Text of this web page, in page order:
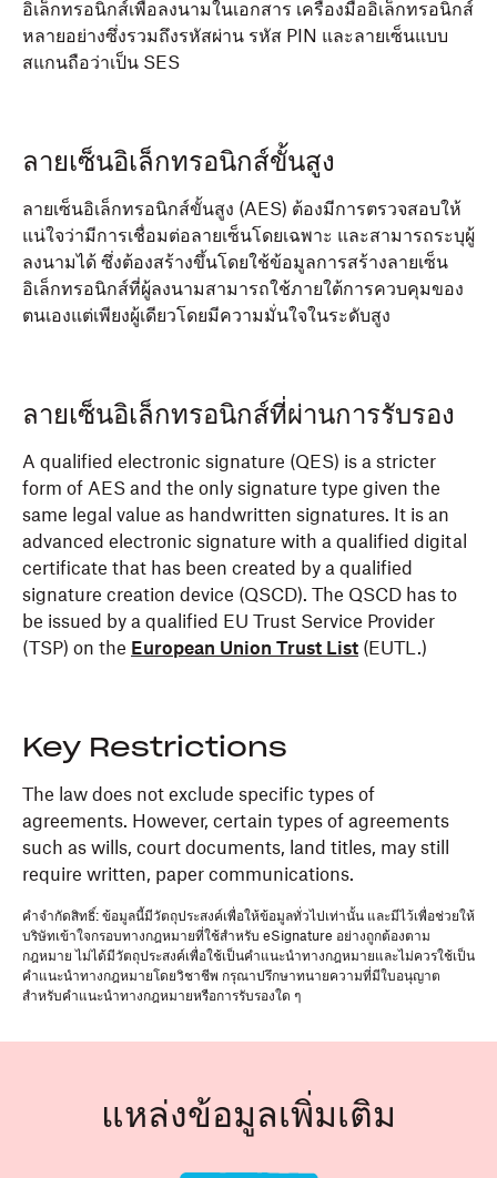
อิเล็กทรอนิกส์เพื่อลงนามในเอกสาร เครื่องมืออิเล็กทรอนิกส์
หลายอย่างซึ่งรวมถึงรหัสผ่าน รหัส PIN และลายเซ็นแบบ
สแกนถือว่าเป็น SES
ลายเซ็นอิเล็กทรอนิกส์ขั้นสูง
ลายเซ็นอิเล็กทรอนิกส์ขั้นสูง (AES) ต้องมีการตรวจสอบให้
แน่ใจว่ามีการเชื่อมต่อลายเซ็นโดยเฉพาะ และสามารถระบุผู้
ลงนามได้ ซึ่งต้องสร้างขึ้นโดยใช้ข้อมูลการสร้างลายเซ็น
อิเล็กทรอนิกส์ที่ผู้ลงนามสามารถใช้ภายใต้การควบคุมของ
ตนเองแต่เพียงผู้เดียวโดยมีความมั่นใจในระดับสูง
ลายเซ็นอิเล็กทรอนิกส์ที่ผ่านการรับรอง
A qualified electronic signature (QES) is a stricter
form of AES and the only signature type given the
same legal value as handwritten signatures. It is an
advanced electronic signature with a qualified digital
certificate that has been created by a qualified
signature creation device (QSCD). The QSCD has to
be issued by a qualified EU Trust Service Provider
(TSP) on the European Union Trust List (EUTL.)
Key Restrictions
The law does not exclude specific types of
agreements. However, certain types of agreements
such as wills, court documents, land titles, may still
require written, paper communications.
คำจำกัดสิทธิ์: ข้อมูลนี้มีวัตถุประสงค์เพื่อให้ข้อมูลทั่วไปเท่านั้น และมีไว้เพื่อช่วยให้
บริษัทเข้าใจกรอบทางกฎหมายที่ใช้สำหรับ eSignature อย่างถูกต้องตาม
กฎหมาย ไม่ได้มีวัตถุประสงค์เพื่อใช้เป็นคำแนะนำทางกฎหมายและไม่ควรใช้เป็น
คำแนะนำทางกฎหมายโดยวิชาชีพ กรุณาปรึกษาทนายความที่มีใบอนุญาต
สำหรับคำแนะนำทางกฎหมายหรือการรับรองใด ๆ
แหล่งข้อมูลเพิ่มเติม